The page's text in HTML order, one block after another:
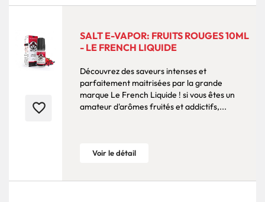
favorite_border
SALT E-VAPOR: FRUITS ROUGES 10ML
- LE FRENCH LIQUIDE
Découvrez des saveurs intenses et
parfaitement maitrisées par la grande
marque Le French Liquide ! si vous êtes un
amateur d'arômes fruités et addictifs,...
Voir le détail